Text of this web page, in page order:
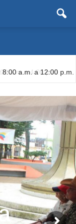
a.m. a 12:00 p.m.